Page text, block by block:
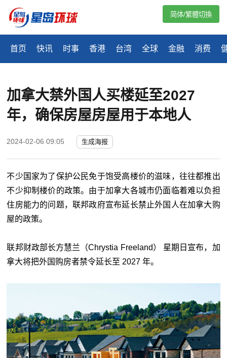
首页 快讯 时事 香港 台湾 全球 金融 消费
简体/繁體切換
加拿大禁外国人买楼延至2027
年，确保房屋房屋用于本地人
2024-02-06 09:05 生成海报
不少国家为了保护公民免于饱受高楼价的滋味，往往都推出
不少抑制楼价的政策。由于加拿大各城市仍面临着难以负担
住房能力的问题，联邦政府宣布延长禁止外国人在加拿大购
屋的政策。
联邦财政部长方慧兰（Chrystia Freeland） 星期日宣布，加
拿大将把外国购房者禁令延长至 2027 年。